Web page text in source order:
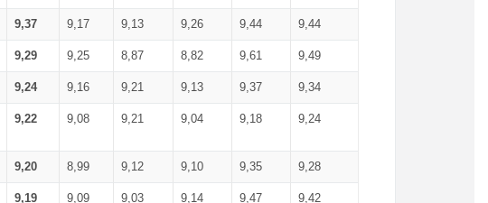
9,37 9,17 9,13 9,26 9,44 9,44
9,29 9,25 8,87 8,82 9,61 9,49
9,24 9,16 9,21 9,13 9,37 9,34
9,22 9,08 9,21 9,04 9,18 9,24
9,20 8,99 9,12 9,10 9,35 9,28
9,19 9,09 9,03 9,14 9,47 9,42